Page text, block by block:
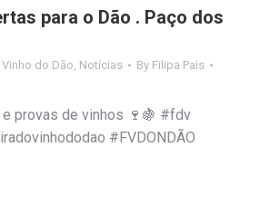
para o Dão . Paço dos
do Dão, Notícias By Filipa Pais
provas de vinhos 🍷🍇 #fdv
#FVDONDÃO